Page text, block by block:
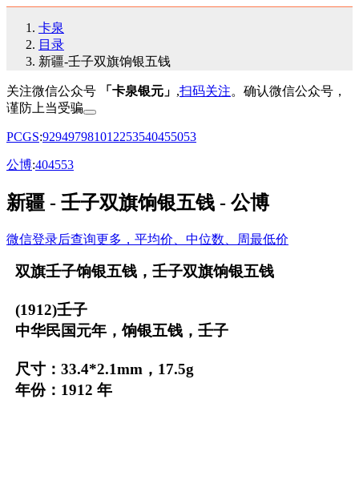
卡泉
目录
新疆-壬子双旗饷银五钱
关注微信公众号 「卡泉银元」 ,扫码关注。确认微信公众号，
谨防上当受骗
PCGS:929497981012253540455053
公博:404553
新疆 - 壬子双旗饷银五钱 - 公博
微信登录后查询更多，平均价、中位数、周最低价
双旗壬子饷银五钱，壬子双旗饷银五钱
(1912)壬子
中华民国元年，饷银五钱，壬子
尺寸：33.4*2.1mm，17.5g
年份：1912 年